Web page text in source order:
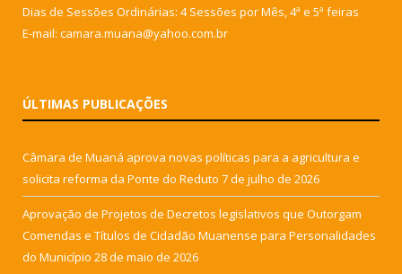
Dias de Sessões Ordinárias: 4 Sessões por Mês, 4ª e 5ª feiras
E-mail: camara.muana@yahoo.com.br
ÚLTIMAS PUBLICAÇÕES
Câmara de Muaná aprova novas políticas para a agricultura e
solicita reforma da Ponte do Reduto 7 de julho de 2026
Aprovação de Projetos de Decretos legislativos que Outorgam
Comendas e Títulos de Cidadão Muanense para Personalidades
do Município 28 de maio de 2026